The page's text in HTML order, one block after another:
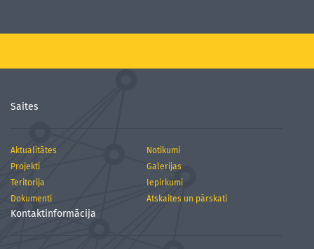
Saites
Aktualitātes
Notikumi
Projekti
Galerijas
Teritorija
Iepirkumi
Dokumenti
Atskaites un pārskati
Kontaktinformācija